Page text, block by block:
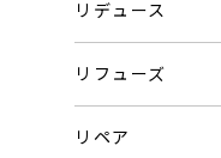
リデュース
リフューズ
リペア